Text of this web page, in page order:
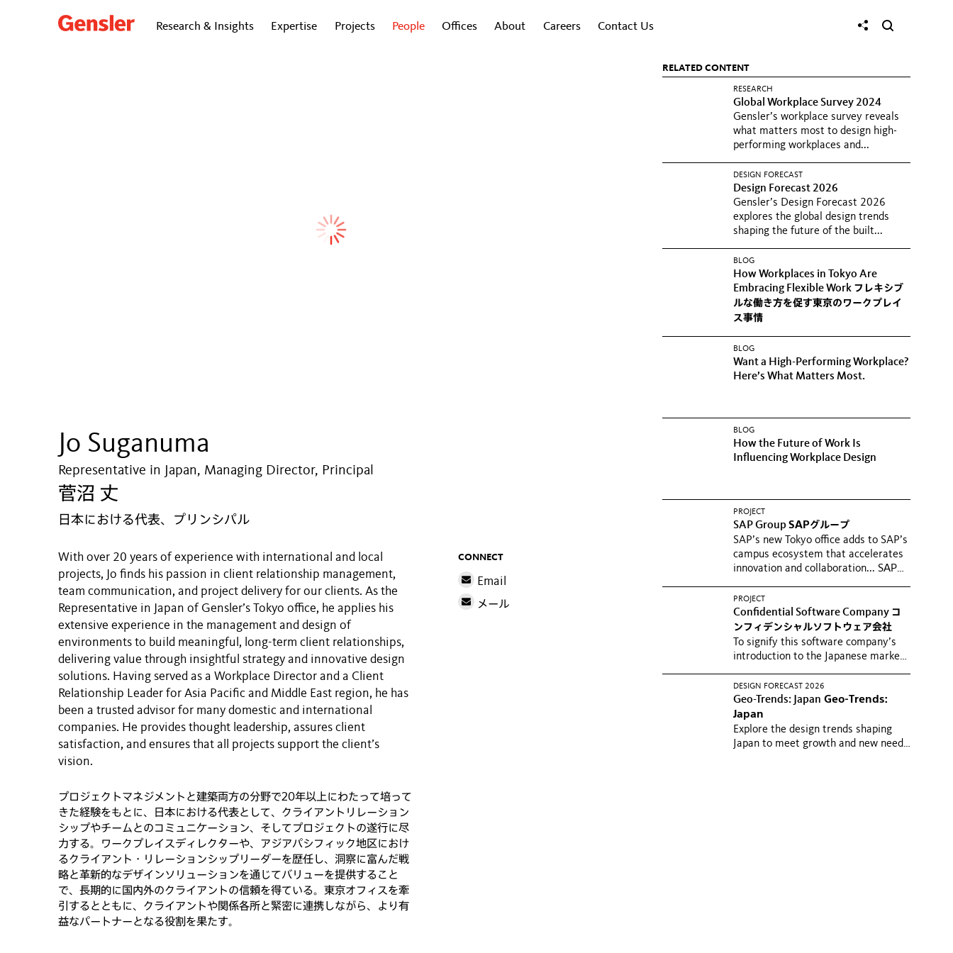
Research & Insights Expertise Projects People Offices About Careers Contact Us
Jo Suganuma
Representative in Japan, Managing Director, Principal
菅沼 丈
日本における代表、プリンシパル
With over 20 years of experience with international and local
projects, Jo finds his passion in client relationship management,
team communication, and project delivery for our clients. As the
Representative in Japan of Gensler’s Tokyo office, he applies his
extensive experience in the management and design of
environments to build meaningful, long-term client relationships,
delivering value through insightful strategy and innovative design
solutions. Having served as a Workplace Director and a Client
Relationship Leader for Asia Pacific and Middle East region, he has
been a trusted advisor for many domestic and international
companies. He provides thought leadership, assures client
satisfaction, and ensures that all projects support the client’s
vision.
プロジェクトマネジメントと建築両方の分野で20年以上にわたって培って
きた経験をもとに、日本における代表として、クライアントリレーション
シップやチームとのコミュニケーション、そしてプロジェクトの遂行に尽
力する。ワークプレイスディレクターや、アジアパシフィック地区におけ
るクライアント・リレーションシップリーダーを歴任し、洞察に富んだ戦
略と革新的なデザインソリューションを通じてバリューを提供すること
で、長期的に国内外のクライアントの信頼を得ている。東京オフィスを牽
引するとともに、クライアントや関係各所と緊密に連携しながら、より有
益なパートナーとなる役割を果たす。
CONNECT
Email
メール
RELATED CONTENT
RESEARCH
Global Workplace Survey 2024
Gensler’s workplace survey reveals
what matters most to design high-
performing workplaces and...
DESIGN FORECAST
Design Forecast 2026
Gensler’s Design Forecast 2026
explores the global design trends
shaping the future of the built...
BLOG
How Workplaces in Tokyo Are
Embracing Flexible Work フレキシブ
ルな働き方を促す東京のワークプレイ
ス事情
BLOG
Want a High-Performing Workplace?
Here’s What Matters Most.
BLOG
How the Future of Work Is
Influencing Workplace Design
PROJECT
SAP Group SAPグループ
SAP’s new Tokyo office adds to SAP’s
campus ecosystem that accelerates
innovation and collaboration... SAPが
レッジ・トゥ・フレックス）」に基づ
き、スタッフがより柔軟な働き方がで
きる新オフィスが東京にオープンした...
PROJECT
Confidential Software Company コ
ンフィデンシャルソフトウェア会社
To signify this software company’s
introduction to the Japanese market,
ア会社の東京オフィス拡張にあたり、
企業ブランドが感じられると同時に、
より生産性の向上につながるワークプ
レイス作りを目指した...
DESIGN FORECAST 2026
Geo-Trends: Japan Geo-Trends:
Japan
Explore the design trends shaping
Japan to meet growth and new needs